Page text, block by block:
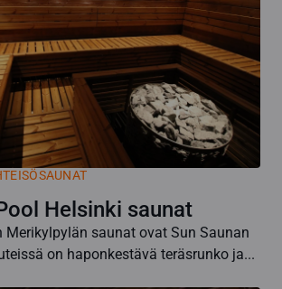
Helsinki saunat
Merikylpylän saunat ovat Sun Saunan
on haponkestävä teräsrunko ja...